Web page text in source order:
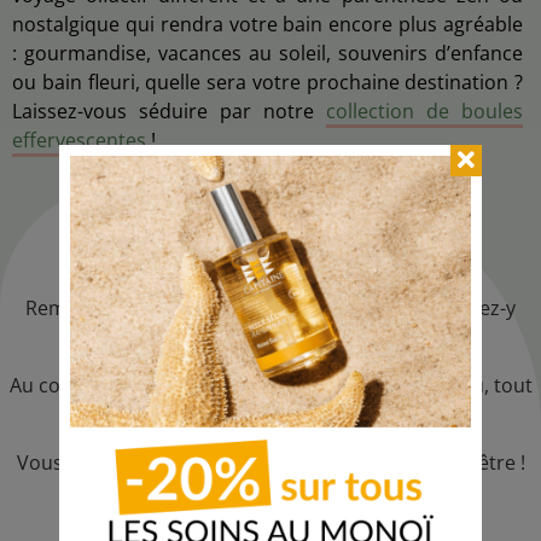
nostalgique qui rendra votre bain encore plus agréable
: gourmandise, vacances au soleil, souvenirs d’enfance
ou bain fleuri, quelle sera votre prochaine destination ?
Laissez-vous séduire par notre collection de boules
effervescentes!
Conseils d’utilisation
Remplissez votre baignoire d’eau chaude et plongez-y
votre bombe de bain.
Au contact de l’eau, celle-ci se dissout et colore l’eau, tout
en diffusant un parfum envoûtant.
Vous n’avez plus qu’à profiter de votre pause bien-être !